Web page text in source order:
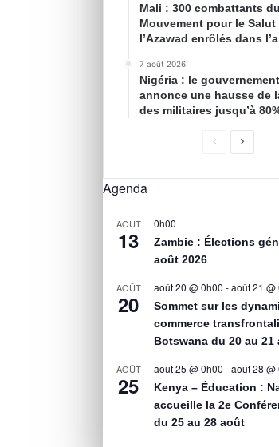
Mali : 300 combattants du
Mouvement pour le Salut
l’Azawad enrôlés dans
7 août 2026
Nigéria : le gouvernement
annonce une hausse de
des militaires jusqu’à
Agenda
AOÛT
13
0h00
Zambie : Élections
août 2026
AOÛT
20
août 20 @ 0h00 -août 21 @
Sommet sur les
commerce
Botswana du 20 au 21
AOÛT
25
août 25 @ 0h00 -août 28 @
Kenya – Éducation :
accueille la 2e
du 25 au 28 août